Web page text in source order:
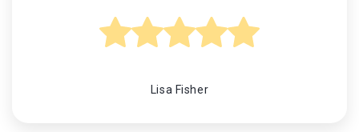
Lisa Fisher